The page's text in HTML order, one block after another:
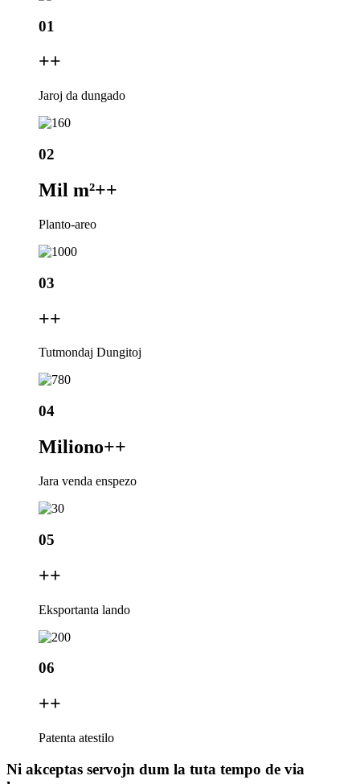
01
++
Jaroj da dungado
02
Mil m²++
Planto-areo
03
++
Tutmondaj Dungitoj
04
Miliono++
Jara venda enspezo
05
++
Eksportanta lando
06
++
Patenta atestilo
Ni akceptas servojn dum la tuta tempo de via